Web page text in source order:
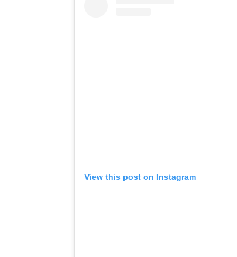
View this post on Instagram